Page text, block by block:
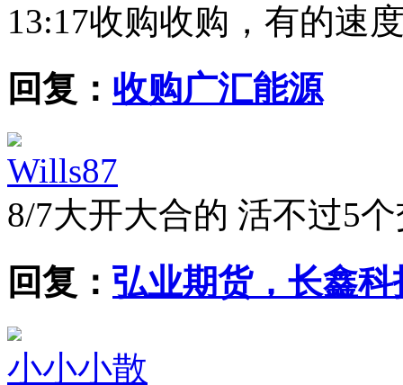
13:17收购收购，有的速
回复： 收购广汇能源
Wills87
8/7大开大合的 活不过5
回复： 弘业期货，长鑫科
小小小散